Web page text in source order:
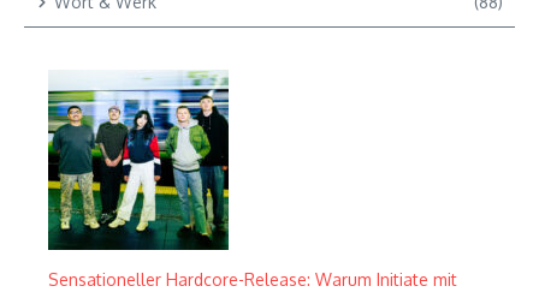
Sensationeller Hardcore-Release: Warum Initiate mit